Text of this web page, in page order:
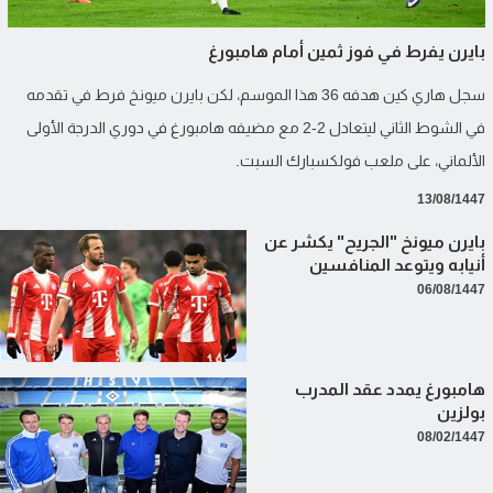
بايرن يفرط في فوز ثمين أمام هامبورغ
سجل هاري كين هدفه 36 هذا الموسم، لكن بايرن ميونخ فرط في تقدمه
في الشوط الثاني ليتعادل 2-2 مع مضيفه هامبورغ في دوري الدرجة الأولى
الألماني، على ملعب فولكسبارك السبت.
13/08/1447
بايرن ميونخ "الجريح" يكشر عن
أنيابه ويتوعد المنافسين
06/08/1447
هامبورغ يمدد عقد المدرب
بولزين
08/02/1447